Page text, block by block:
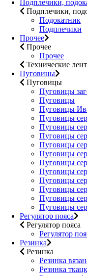
Подплечики,
Подплечики,
Подокатник
Подплечики
Прочее
Прочее
Прочее
Технические
Пуговицы
Пуговицы
Пуговицы
Пуговицы
Пуговицы
Пуговицы
Пуговицы
Пуговицы
Пуговицы
Пуговицы
Пуговицы
Пуговицы
Пуговицы
Пуговицы
Пуговицы
Пуговицы
Регулятор пояса
Регулятор пояса
Регулятор
Резинка
Резинка
Резинка
Резинка